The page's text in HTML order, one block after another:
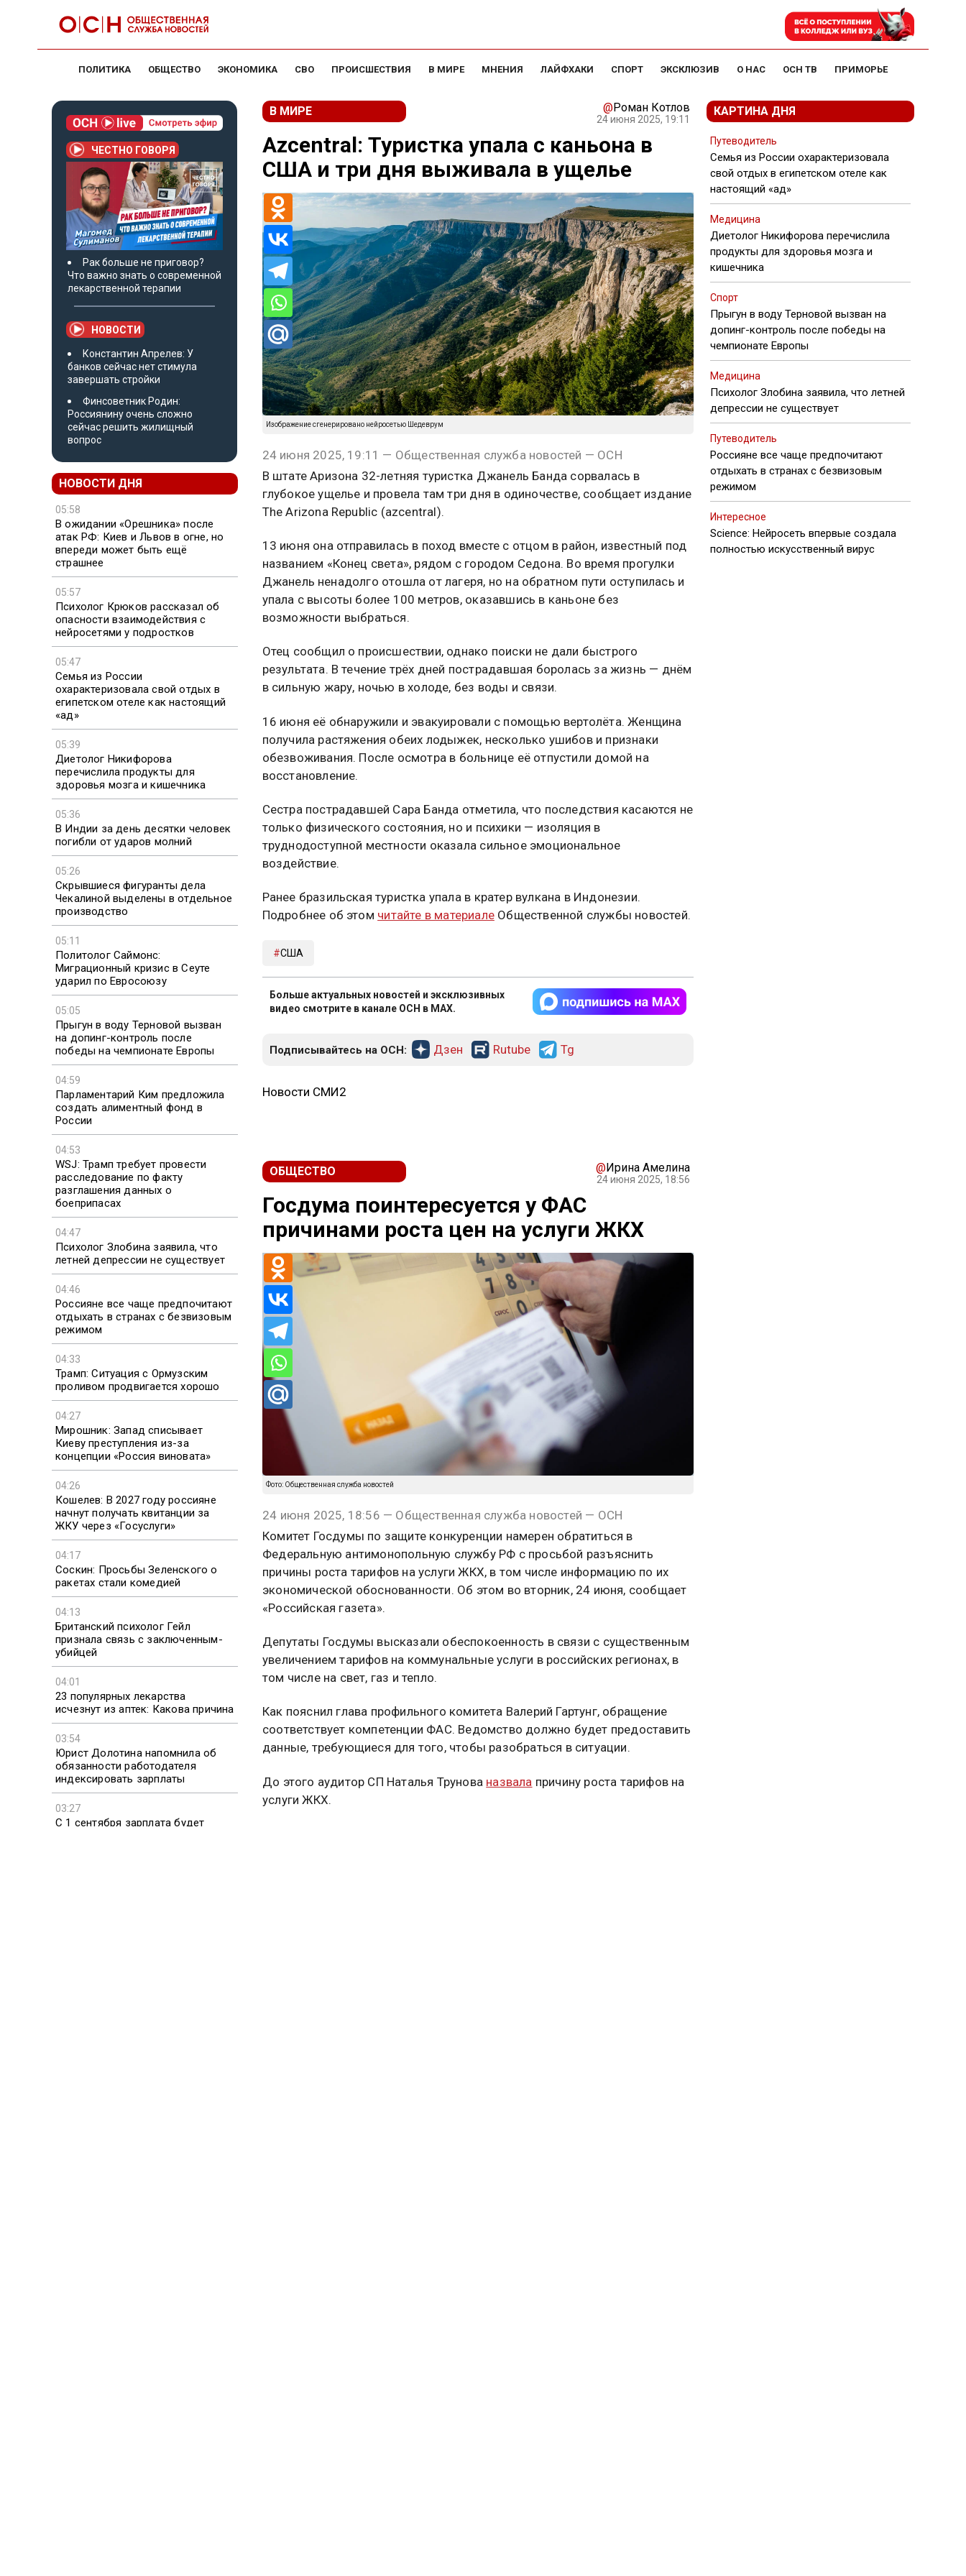
ПОЛИТИКА ОБЩЕСТВО ЭКОНОМИКА СВО ПРОИСШЕСТВИЯ В МИРЕ МНЕНИЯ ЛАЙФХАКИ СПОРТ ЭКСКЛЮЗИВ О НАС ОСН ТВ ПРИМОРЬЕ
ЧЕСТНО ГОВОРЯ
Рак больше не приговор?
Что важно знать о современной
лекарственной терапии
НОВОСТИ
Константин Апрелев: У
банков сейчас нет стимула
завершать стройки
Финсоветник Родин:
Россиянину очень сложно
сейчас решить жилищный
вопрос
НОВОСТИ ДНЯ
05:58
В ожидании «Орешника» после
атак РФ: Киев и Львов в огне, но
впереди может быть ещё
страшнее
05:57
Психолог Крюков рассказал об
опасности взаимодействия с
нейросетями у подростков
05:47
Семья из России
охарактеризовала свой отдых в
египетском отеле как настоящий
«ад»
05:39
Диетолог Никифорова
перечислила продукты для
здоровья мозга и кишечника
05:36
В Индии за день десятки человек
погибли от ударов молний
05:26
Скрывшиеся фигуранты дела
Чекалиной выделены в отдельное
производство
05:11
Политолог Саймонс:
Миграционный кризис в Сеуте
ударил по Евросоюзу
05:05
Прыгун в воду Терновой вызван
на допинг-контроль после
победы на чемпионате Европы
04:59
Парламентарий Ким предложила
создать алиментный фонд в
России
04:53
WSJ: Трамп требует провести
расследование по факту
разглашения данных о
боеприпасах
04:47
Психолог Злобина заявила, что
летней депрессии не существует
04:46
Россияне все чаще предпочитают
отдыхать в странах с безвизовым
режимом
04:33
Трамп: Ситуация с Ормузским
проливом продвигается хорошо
04:27
Мирошник: Запад списывает
Киеву преступления из-за
концепции «Россия виновата»
04:26
Кошелев: В 2027 году россияне
начнут получать квитанции за
ЖКУ через «Госуслуги»
04:17
Соскин: Просьбы Зеленского о
ракетах стали комедией
04:13
Британский психолог Гейл
признала связь с заключенным-
убийцей
04:01
23 популярных лекарства
исчезнут из аптек: Какова причина
03:54
Юрист Долотина напомнила об
обязанности работодателя
индексировать зарплаты
03:27
С 1 сентября зарплата будет
В МИРЕ @Роман Котлов
24 июня 2025, 19:11
Azcentral: Туристка упала с каньона в
США и три дня выживала в ущелье
Изображение сгенерировано нейросетью Шедеврум
24 июня 2025, 19:11 — Общественная служба новостей — ОСН
В штате Аризона 32-летняя туристка Джанель Банда сорвалась в
глубокое ущелье и провела там три дня в одиночестве, сообщает издание
The Arizona Republic (azcentral).
13 июня она отправилась в поход вместе с отцом в район, известный под
названием «Конец света», рядом с городом Седона. Во время прогулки
Джанель ненадолго отошла от лагеря, но на обратном пути оступилась и
упала с высоты более 100 метров, оказавшись в каньоне без
возможности выбраться.
Отец сообщил о происшествии, однако поиски не дали быстрого
результата. В течение трёх дней пострадавшая боролась за жизнь — днём
в сильную жару, ночью в холоде, без воды и связи.
16 июня её обнаружили и эвакуировали с помощью вертолёта. Женщина
получила растяжения обеих лодыжек, несколько ушибов и признаки
обезвоживания. После осмотра в больнице её отпустили домой на
восстановление.
Сестра пострадавшей Сара Банда отметила, что последствия касаются не
только физического состояния, но и психики — изоляция в
труднодоступной местности оказала сильное эмоциональное
воздействие.
Ранее бразильская туристка упала в кратер вулкана в Индонезии.
Подробнее об этом читайте в материалеОбщественной службы новостей.
США
Больше актуальных новостей и эксклюзивных
видео смотрите в канале ОСН в MAX.
Подписывайтесь на ОСН: Дзен Rutube Tg
ОБЩЕСТВО @Ирина Амелина
Госдума поинтересуется у ФАС
причинами роста цен на услуги ЖКХ
24 июня 2025, 18:56 — Общественная служба новостей — ОСН
Комитет Госдумы по защите конкуренции намерен обратиться в
Федеральную антимонопольную службу РФ с просьбой разъяснить
причины роста тарифов на услуги ЖКХ, в том числе информацию по их
экономической обоснованности. Об этом во вторник, 24 июня, сообщает
Депутаты Госдумы высказали обеспокоенность в связи с существенным
увеличением тарифов на коммунальные услуги в российских регионах, в
Как пояснил глава профильного комитета Валерий Гартунг, обращение
соответствует компетенции ФАС. Ведомство должно будет предоставить
До этого аудитор СП Наталья Трунова
КАРТИНА ДНЯ
Путеводитель
Семья из России охарактеризовала
свой отдых в египетском отеле как
настоящий «ад»
Медицина
Диетолог Никифорова перечислила
продукты для здоровья мозга и
кишечника
Спорт
Прыгун в воду Терновой вызван на
допинг-контроль после победы на
чемпионате Европы
Медицина
Психолог Злобина заявила, что летней
депрессии не существует
Путеводитель
Россияне все чаще предпочитают
отдыхать в странах с безвизовым
режимом
Интересное
Science: Нейросеть впервые создала
полностью искусственный вирус